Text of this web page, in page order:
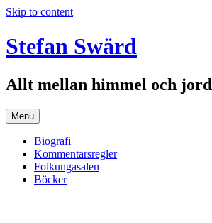
Skip to content
Stefan Swärd
Allt mellan himmel och jord
Menu
Biografi
Kommentarsregler
Folkungasalen
Böcker